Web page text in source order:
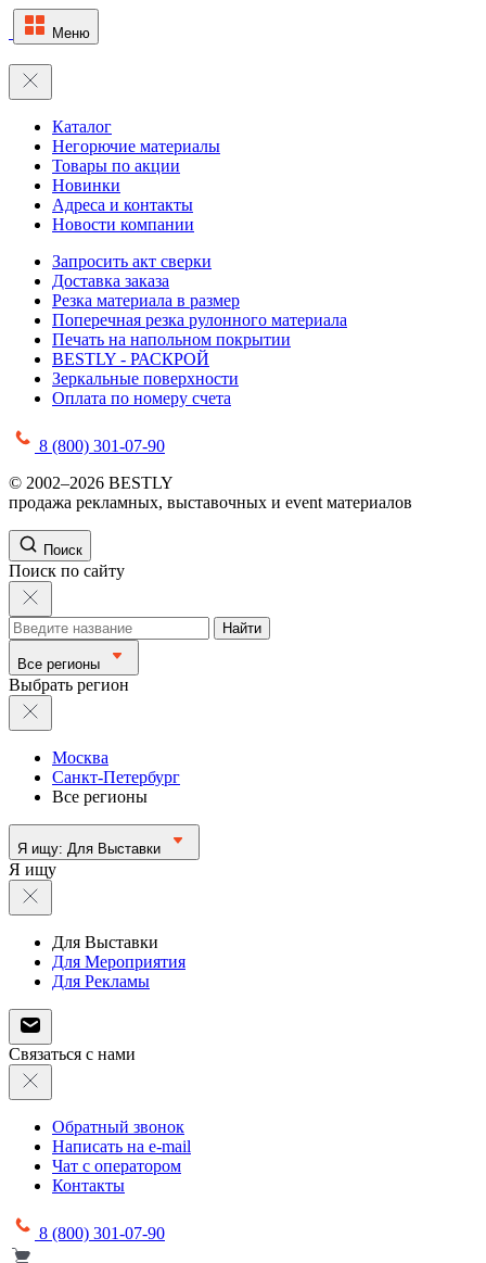
Меню
Каталог
Негорючие материалы
Товары по акции
Новинки
Адреса и контакты
Новости компании
Запросить акт сверки
Доставка заказа
Резка материала в размер
Поперечная резка рулонного материала
Печать на напольном покрытии
BESTLY - РАСКРОЙ
Зеркальные поверхности
Оплата по номеру счета
8 (800) 301-07-90
© 2002–2026 BESTLY
продажа рекламных, выставочных и event материалов
Поиск
Поиск по сайту
Найти
Все регионы
Выбрать регион
Москва
Санкт-Петербург
Все регионы
Я ищу: Для Выставки
Я ищу
Для Выставки
Для Мероприятия
Для Рекламы
Связаться с нами
Обратный звонок
Написать на e-mail
Чат с оператором
Контакты
8 (800) 301-07-90